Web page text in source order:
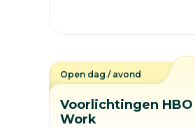
Voorlichtingen HBO
Work
Open dag / avond